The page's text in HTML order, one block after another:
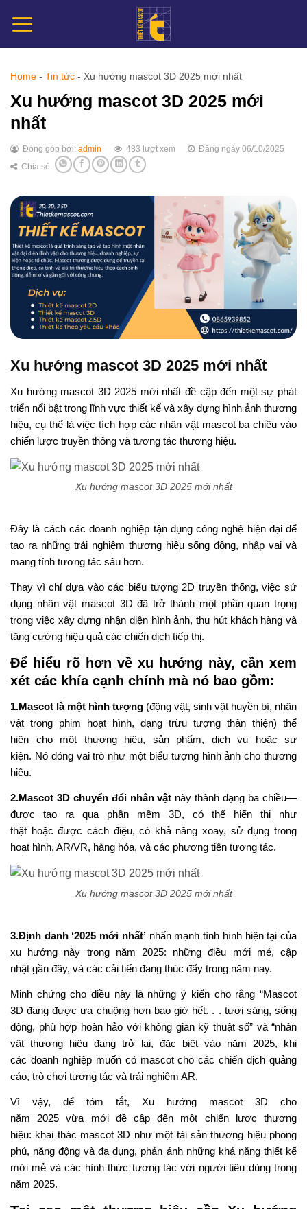
đến
Home - Tin tức - Xu hướng mascot 3D 2025 mới nhất
Xu hướng mascot 3D 2025 mới
nhất
Đóng góp bởi: admin 483 lượt xem
Đăng ngày 06/10/2025
Chia sẻ:
Xu hướng mascot 3D 2025 mới nhất
Xu hướng mascot 3D 2025 mới nhất đề cập đến mộtsự phát
triển nổi bật trong lĩnh vực thiết kế và xây dựng hình ảnh thương
hiệu, cụ thể là việc tích hợp các nhân vật mascotba chiều vào
chiến lược truyền thông và tương tác thương hiệu.
Xu hướng mascot 3D 2025 mới nhất
Đây là cách các doanh nghiệp tận dụng công nghệ hiện đại để
tạo ra những trải nghiệm thương hiệu sốngđộng, nhập vai và
mang tính tương tác sâu hơn.
Thay vì chỉ dựa vào các biểu tượng 2D truyền thống, việc sử
dụng nhân vật mascot 3D đã trở thành một phần quan trọng
trong việc xây dựng nhận diện hình ảnh, thu hút khách hàng và
tăng cường hiệu quả các chiến dịch tiếp thị.
Để hiểu rõ hơn về xu hướng này, cần xem
xét các khía cạnh chính mà nó bao gồm:
1.Mascot là một hình tượng (động vật, sinh vật huyền bí, nhân
vật trong phim hoạt hình, dạng trừu tượng thân thiện) thể
hiện cho một thương hiệu, sản phẩm, dịch vụ hoặc sự
kiện. Nó đóng vai trò như một biểu tượng hình ảnh cho thương
hiệu.
2.Mascot 3D chuyển đổi nhân vật này thành dạng ba chiều—
được tạo ra qua phần mềm 3D, có thể hiển thị như
thật hoặc được cách điệu, có khả năng xoay, sử dụng trong
hoạt hình, AR/VR, hàng hóa, và các phương tiện tương tác.
Xu hướng mascot 3D 2025 mới nhất
3.Định danh ‘2025 mới nhất’nhấn mạnh tình hình hiện tại của
xu hướng này trong năm 2025: những điều mới mẻ, cập
nhật gần đây, và các cải tiến đang thúc đẩy trong năm nay.
Minh chứng cho điều này là những ý kiến cho rằng “Mascot
3D đang được ưa chuộng hơn bao giờ hết. . . tươisáng, sống
động, phù hợp hoàn hảo với không gian kỹ thuật số” và “nhân
vật thương hiệu đang trở lại, đặc biệt vào năm 2025, khi
các doanh nghiệp muốn có mascot cho các chiến dịch quảng
cáo, trò chơi tương tác và trải nghiệm AR.
Vì vậy, để tóm tắt, Xu hướng mascot 3D cho
năm 2025 vừa mới đề cập đến một chiến lược thương
hiệu: khai thác mascot 3D như một tài sản thương hiệu phong
phú, năng động và đa dụng, phản ánh những khả năng thiết kế
mới mẻ và các hình thức tương tác với người tiêu dùng trong
năm 2025.